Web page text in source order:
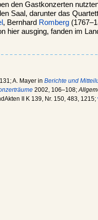
den Gastkonzerten
Saal, darunter das
, Bernhard Romberg
hier ausging, fanden im
A. Mayer in Berichte und
2002, 106–108;
II K 139, Nr. 150, 483, 1215;